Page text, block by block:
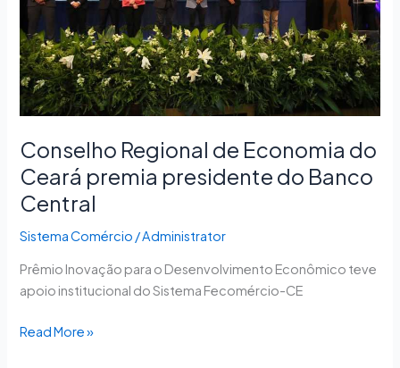
Conselho Regional de Economia do
Ceará premia presidente do Banco
Central
Sistema Comércio /Administrator
Prêmio Inovação para o Desenvolvimento Econômico teve
apoio institucional do Sistema Fecomércio-CE
premia
presidente
do
Banco
Central
Read More »